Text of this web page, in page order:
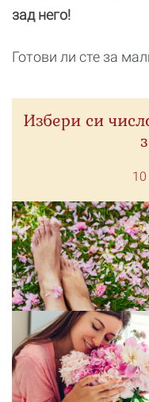
зад него!
Готови ли сте за
Избери си